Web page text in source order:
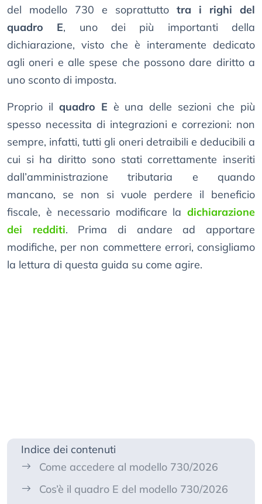
del modello 730 e soprattutto tra i righi del
quadro E, uno dei più importanti della
dichiarazione, visto che è interamente dedicato
agli oneri e alle spese che possono dare diritto a
uno sconto di imposta.
Proprio il quadro E è una delle sezioni che più
spesso necessita di integrazioni e correzioni: non
sempre, infatti, tutti gli oneri detraibili e deducibili a
cui si ha diritto sono stati correttamente inseriti
dall’amministrazione tributaria e quando
mancano, se non si vuole perdere il beneficio
fiscale, è necessario modificare la dichiarazione
dei redditi. Prima di andare ad apportare
modifiche, per non commettere errori, consigliamo
la lettura di questa guida su come agire.
Indice dei contenuti
Come accedere al modello 730/2026
Cos’è il quadro E del modello 730/2026